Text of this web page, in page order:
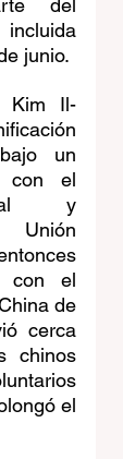
del
incluida
junio.
Kim Il-
un
con el
y
Unión
con el
de
cerca
chinos
el